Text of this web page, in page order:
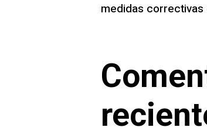
medidas correctivas